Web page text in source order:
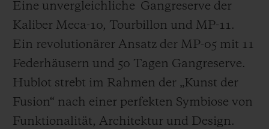
Eine unvergleichliche Gangreserve der
Kaliber Meca-10, Tourbillon und MP-11.
Ein revolutionärer Ansatz der MP-05 mit 11
Federhäusern und 50 Tagen Gangreserve.
Hublot strebt im Rahmen der „Kunst der
Fusion“ nach einer perfekten Symbiose von
Funktionalität, Architektur und Design.